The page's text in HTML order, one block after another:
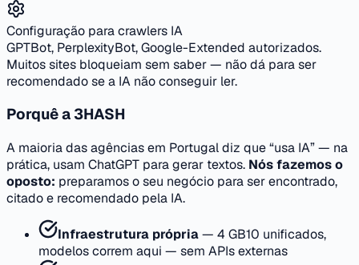
Configuração para crawlers IA
GPTBot, PerplexityBot, Google-Extended autorizados.
Muitos sites bloqueiam sem saber — não dá para ser
recomendado se a IA não conseguir ler.
Porquê a 3HASH
A maioria das agências em Portugal diz que “usa IA” — na
prática, usam ChatGPT para gerar textos. Nós fazemos o
oposto: preparamos o seu negócio para ser encontrado,
citado e recomendado pela IA.
Infraestrutura própria— 4 GB10 unificados,
modelos correm aqui — sem APIs externas